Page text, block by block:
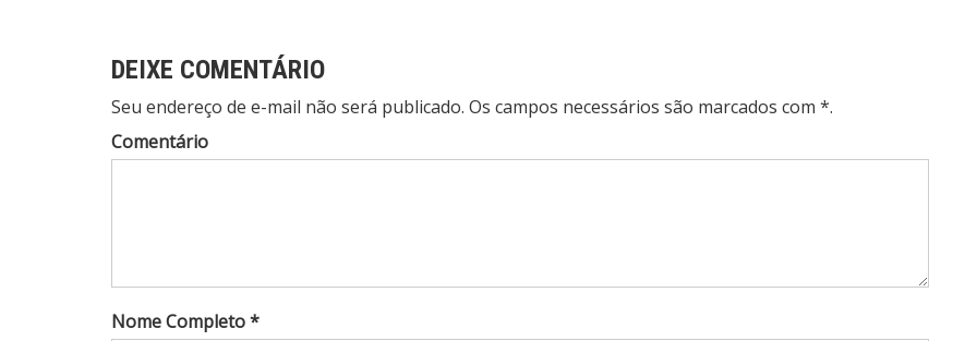
DEIXE COMENTÁRIO
Seu endereço de e-mail não será publicado. Os campos necessários são marcados com *.
Comentário
Nome Completo *